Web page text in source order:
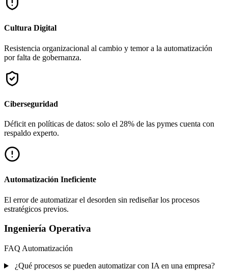
Cultura Digital
Resistencia organizacional al cambio y temor a la automatización
por falta de gobernanza.
Ciberseguridad
Déficit en políticas de datos: solo el 28% de las pymes cuenta con
respaldo experto.
Automatización Ineficiente
El error de automatizar el desorden sin rediseñar los procesos
estratégicos previos.
Ingeniería Operativa
FAQ Automatización
¿Qué procesos se pueden automatizar con IA en una empresa?